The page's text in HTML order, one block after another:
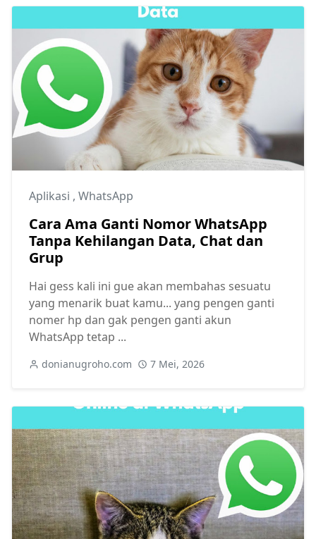
Aplikasi , WhatsApp
Cara Ama Ganti Nomor WhatsApp
Tanpa Kehilangan Data, Chat dan
Grup
Hai gess kali ini gue akan membahas sesuatu
yang menarik buat kamu... yang pengen ganti
nomer hp dan gak pengen ganti akun
WhatsApp tetap ...
donianugroho.com 7 Mei, 2026